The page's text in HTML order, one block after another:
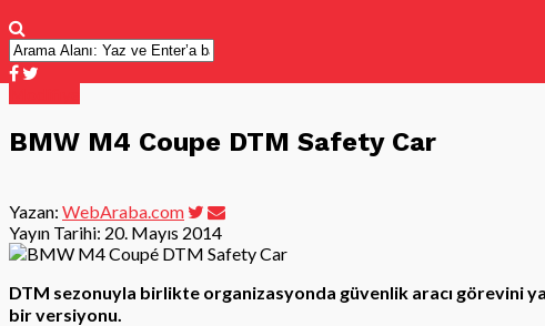
BMW M4 Coupe DTM Safety Car
Yazan: WebAraba.com
Yayın Tarihi: 20. Mayıs 2014
DTM sezonuyla birlikte organizasyonda güvenlik aracı görevini
bir versiyonu.